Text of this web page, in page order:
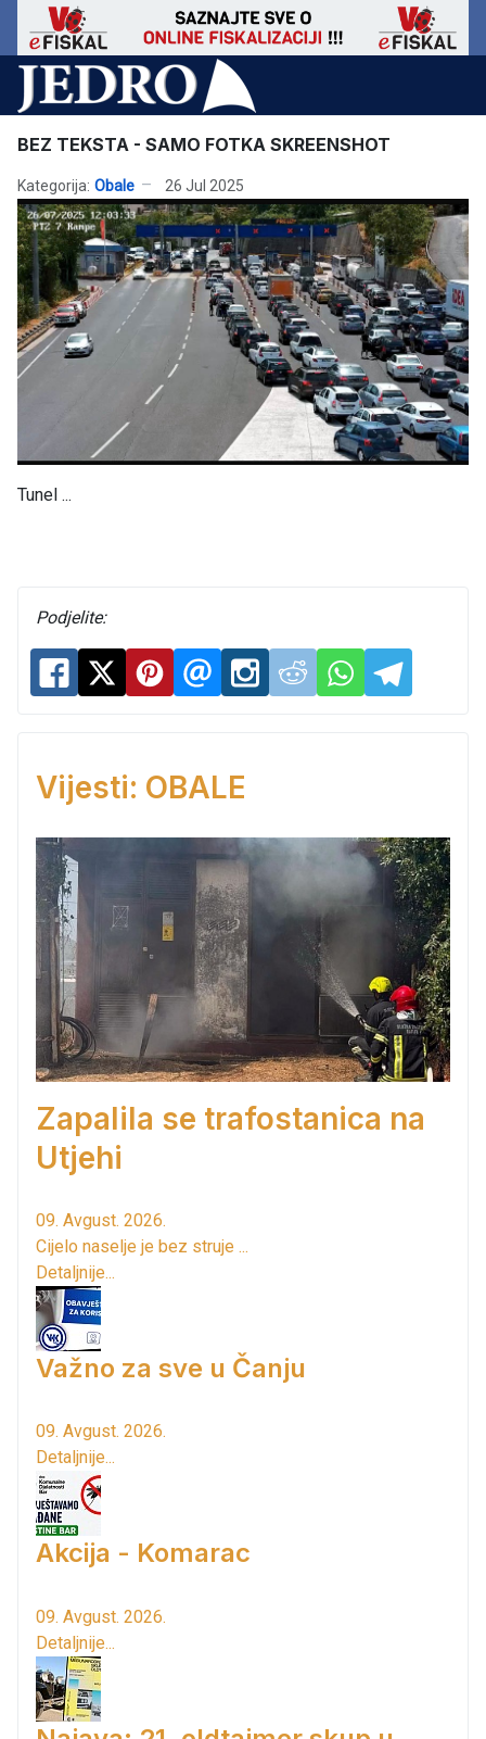
BEZ TEKSTA - SAMO FOTKA SKREENSHOT
Kategorija: Obale 26 Jul 2025
Tunel ...
Podjelite:
Vijesti: OBALE
Zapalila se trafostanica na
Utjehi
09. Avgust. 2026.
Cijelo naselje je bez struje ...
Detaljnije...
Važno za sve u Čanju
09. Avgust. 2026.
Detaljnije...
Akcija - Komarac
09. Avgust. 2026.
Detaljnije...